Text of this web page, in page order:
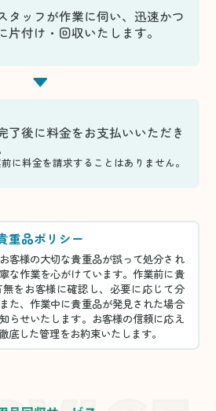
タッフが作業に伺い、迅速かつ
片付け・回収いたします。
了後に料金をお支払いいただき
に料金を請求することはありません。
重品ポリシー
客様の大切な貴重品が誤って処分され
な作業を心がけています。作業前に貴
をお客様に確認し、必要に応じて分
た、作業中に貴重品が発見された場合
らせいたします。お客様の信頼に応え
底した管理をお約束いたします。